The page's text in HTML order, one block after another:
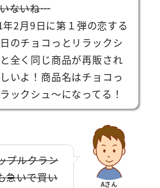
ないね…
2月9日に第１弾の恋する
のチョコっとリラックシ
全く同じ商品が再販され
いよ！商品名はチョコっ
ックシュ～になってる！
プルクラン
急いで買い
Aさん